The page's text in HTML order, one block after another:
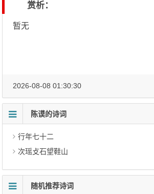
赏析：
暂无
2026-08-08 01:30:30
陈谟的诗词
行年七十二
次瑶攴石望鞋山
随机推荐诗词